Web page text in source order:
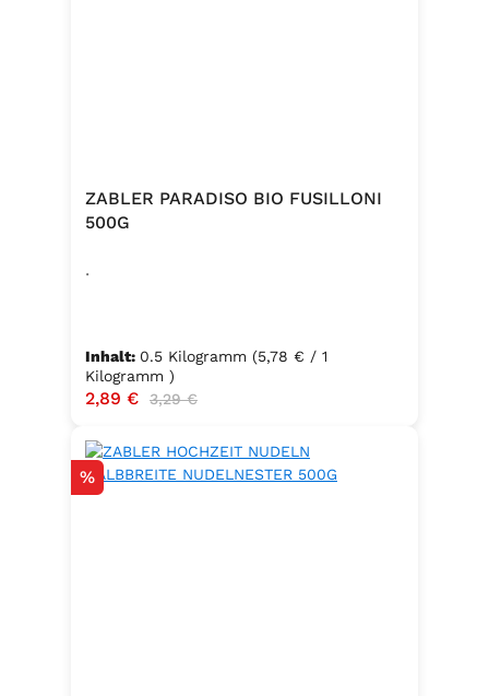
ZABLER PARADISO BIO FUSILLONI
500G
.
Inhalt: 0.5 Kilogramm (5,78 € / 1
Kilogramm )
Verkaufspreis:
2,89 € Regulärer Preis:
3,29 €
Rabatt
%